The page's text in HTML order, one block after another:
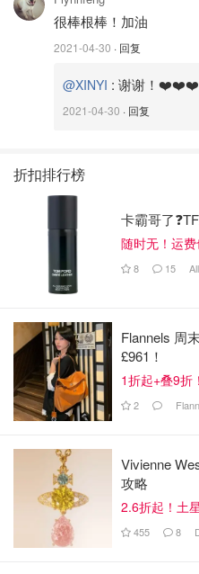
刷头细节：这次Omni采用的
很棒根棒！加油
2021-04-30 · 回复
@XINYI : 谢谢！
2021-04-30 · 回复
折扣排行榜
卡霸哥了
随时无！运费
8 15
Flannels 周
£961！
1折起+叠9折！
2
Vivienne
攻略
2.6折起！土
455 8